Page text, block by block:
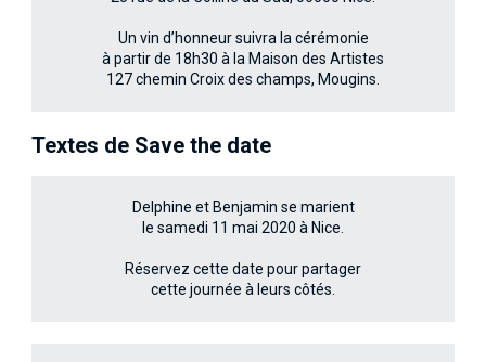
Un vin d’honneur suivra la cérémonie
à partir de 18h30 à la Maison des Artistes
127 chemin Croix des champs, Mougins.
Textes de Save the date
Delphine et Benjamin se marient
le samedi 11 mai 2020 à Nice.
Réservez cette date pour partager
cette journée à leurs côtés.